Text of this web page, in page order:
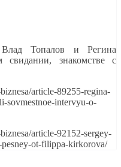
Топалов и Регина
свидании, знакомстве с
article-89255-regina-
sovmestnoe-intervyu-o-
article-92152-sergey-
ot-filippa-kirkorova/